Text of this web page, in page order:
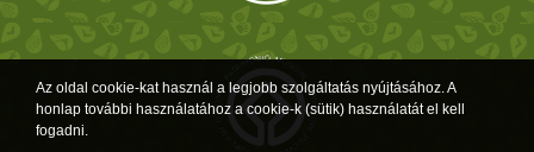
Az oldal cookie-kat használ a legjobb szolgáltatás nyújtásához. A
honlap további használatához a cookie-k (sütik) használatát el kell
fogadni.